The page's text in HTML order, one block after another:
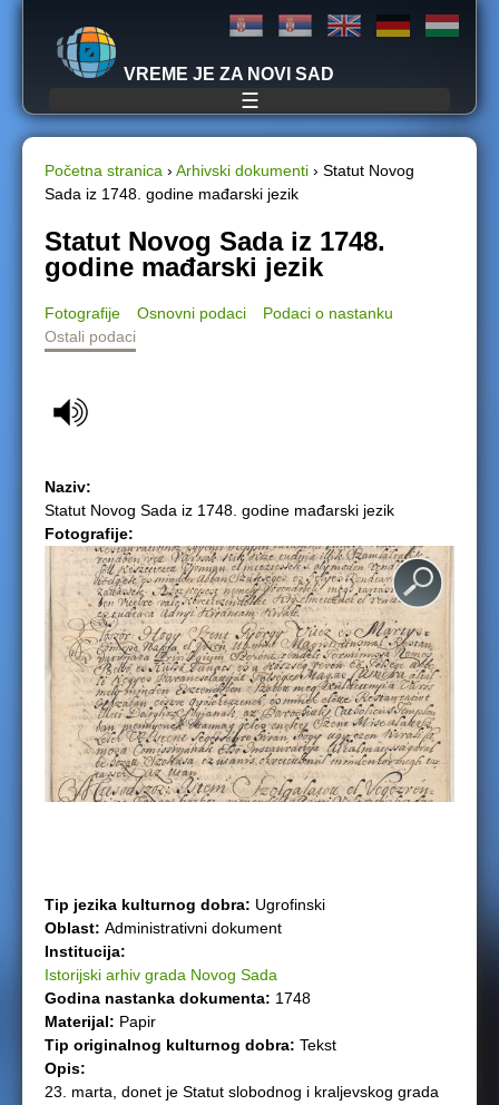
Jump to navigation
VREME JE ZA NOVI SAD
☰
Y
o
a
h
e
e
Početna stranica › Arhivski dokumenti › Statut Novog
Sada iz 1748. godine mađarski jezik
Statut Novog Sada iz 1748.
godine mađarski jezik
Fotografije Osnovni podaci
Podaci o nastanku
Ostali podaci
Naziv:
Statut Novog Sada iz 1748. godine mađarski jezik
Fotografije:
Tip jezika kulturnog dobra: Ugrofinski
Oblast: Administrativni dokument
Institucija:
Istorijski arhiv grada Novog Sada
Godina nastanka dokumenta: 1748
Materijal: Papir
Tip originalnog kulturnog dobra: Tekst
Opis:
23. marta, donet je Statut slobodnog i kraljevskog grada